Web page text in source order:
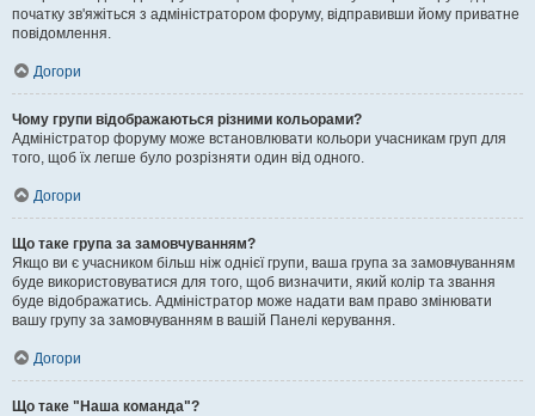
початку зв'яжіться з адміністратором форуму, відправивши йому приватне
повідомлення.
Догори
Чому групи відображаються різними кольорами?
Адміністратор форуму може встановлювати кольори учасникам груп для
того, щоб їх легше було розрізняти один від одного.
Догори
Що таке група за замовчуванням?
Якщо ви є учасником більш ніж однієї групи, ваша група за замовчуванням
буде використовуватися для того, щоб визначити, який колір та звання
буде відображатись. Адміністратор може надати вам право змінювати
вашу групу за замовчуванням в вашій Панелі керування.
Догори
Що таке "Наша команда"?